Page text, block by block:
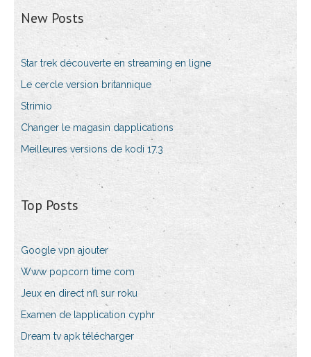
New Posts
Star trek découverte en streaming en ligne
Le cercle version britannique
Strimio
Changer le magasin dapplications
Meilleures versions de kodi 17.3
Top Posts
Google vpn ajouter
Www popcorn time com
Jeux en direct nfl sur roku
Examen de lapplication cyphr
Dream tv apk télécharger